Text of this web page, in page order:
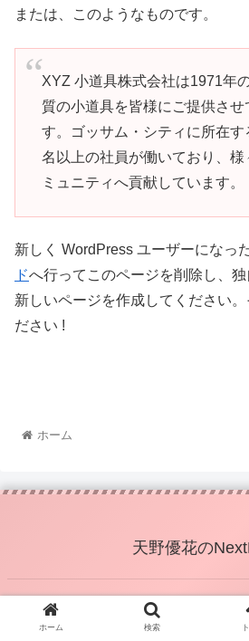
または、このようなものです。
XYZ 小道具株式会社は1971年
質の小道具を皆様にご提供させ
す。ゴッサム・シティに所在
名以上の社員が働いており、様
ミュニティへ貢献しています。
新しく WordPress ユーザーになっ
ドへ行ってこのページを削除し、
新しいページを作成してください
ださい !
ホーム
天野優花の
© 2020 天野優花の
ホーム 検索